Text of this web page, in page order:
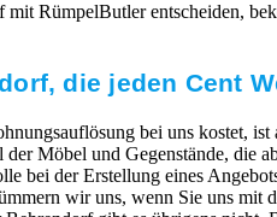
mit RümpelButler entscheiden,
die jeden Cent
bei uns kostet,
der Möbel und Gegenstände,
bei der Erstellung eines
wir uns, wenn Sie uns